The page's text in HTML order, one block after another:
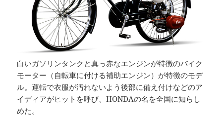
白いガソリンタンクと真っ赤なエンジンが特徴のバイク
モーター（自転車に付ける補助エンジン）が特徴のモデ
ル。運転で衣服が汚れないよう後部に備え付けなどのア
イディアがヒットを呼び、HONDAの名を全国に知らし
めた。